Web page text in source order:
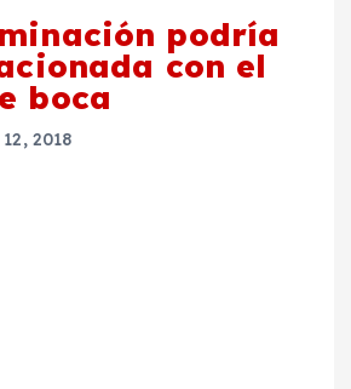
podría
con el
boca
2018